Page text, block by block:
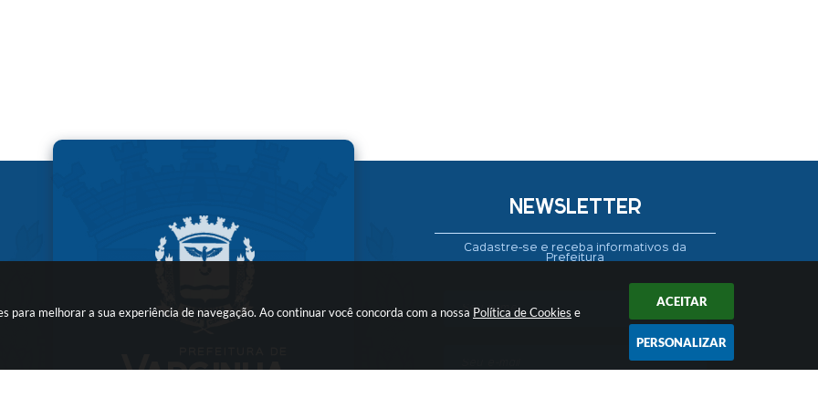
para melhorar a sua experiência de navegação. Ao continuar você concorda com a nossa Política de Cookies e
ACEITAR
PERSONALIZAR
NEWSLETTER
Cadastre-se e receba informativos da
Prefeitura